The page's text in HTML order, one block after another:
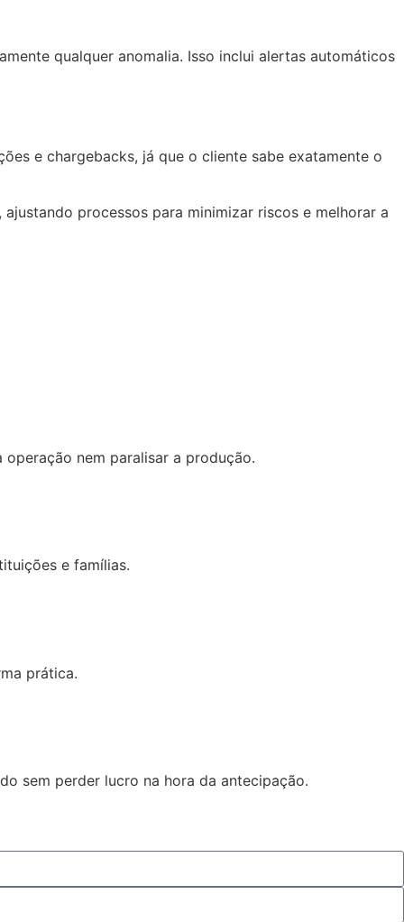
qualquer anomalia. Isso inclui alertas automáticos
e chargebacks, já que o cliente sabe exatamente o
processos para minimizar riscos e melhorar a
nem paralisar a produção.
e famílias.
prática.
sem perder lucro na hora da antecipação.